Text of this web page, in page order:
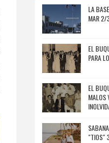
LA
MAR 2/
EL
PARA
EL
MALOS
"TIOS"